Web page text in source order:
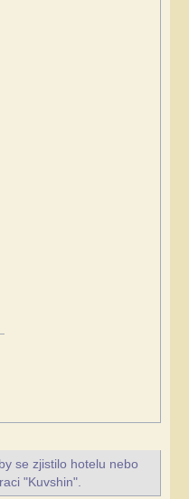
se zjistilo hotelu nebo
"Kuvshin".